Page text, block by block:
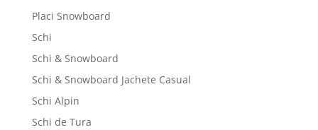
Placi Snowboard
Schi
Schi & Snowboard
Schi & Snowboard Jachete Casual
Schi Alpin
Schi de Tura